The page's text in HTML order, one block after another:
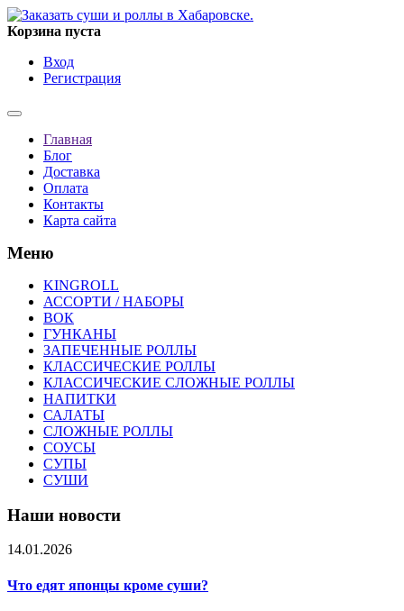
Корзина пуста
Вход
Регистрация
Главная
Блог
Доставка
Оплата
Контакты
Карта сайта
Меню
KINGROLL
АССОРТИ / НАБОРЫ
ВОК
ГУНКАНЫ
ЗАПЕЧЕННЫЕ РОЛЛЫ
КЛАССИЧЕСКИЕ РОЛЛЫ
КЛАССИЧЕСКИЕ СЛОЖНЫЕ РОЛЛЫ
НАПИТКИ
САЛАТЫ
СЛОЖНЫЕ РОЛЛЫ
СОУСЫ
СУПЫ
СУШИ
Наши новости
14.01.2026
Что едят японцы кроме суши?